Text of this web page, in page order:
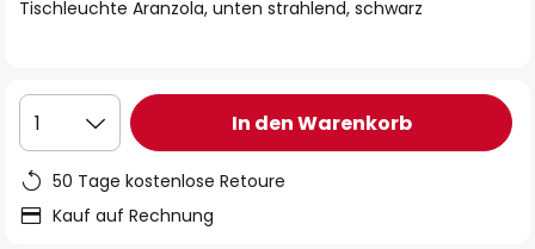
Tischleuchte Aranzola, unten strahlend, schwarz
1 In den Warenkorb
50 Tage kostenlose Retoure
Kauf auf Rechnung